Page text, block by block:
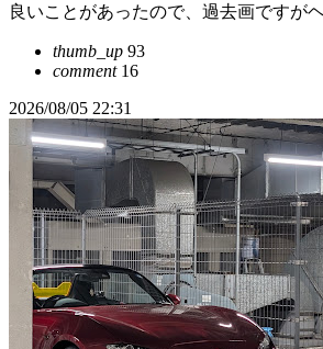
良いことがあったので、過去画ですが
thumb_up 93
comment16
2026/08/05 22:31